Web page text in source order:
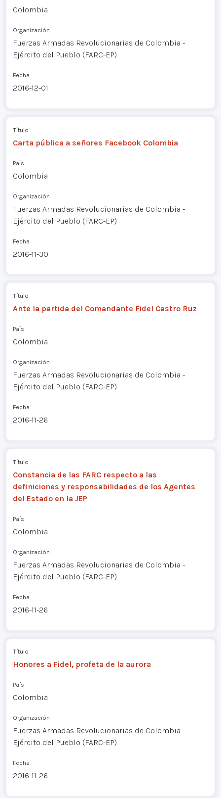
Colombia
Organización
Fuerzas Armadas Revolucionarias de Colombia -
Ejército del Pueblo (FARC-EP)
Fecha
2016-12-01
Título
Carta pública a señores Facebook Colombia
País
Colombia
Organización
Fuerzas Armadas Revolucionarias de Colombia -
Ejército del Pueblo (FARC-EP)
Fecha
2016-11-30
Título
Ante la partida del Comandante Fidel Castro Ruz
País
Colombia
Organización
Fuerzas Armadas Revolucionarias de Colombia -
Ejército del Pueblo (FARC-EP)
Fecha
2016-11-26
Título
Constancia de las FARC respecto a las
definiciones y responsabilidades de los Agentes
del Estado en la JEP
País
Colombia
Organización
Fuerzas Armadas Revolucionarias de Colombia -
Ejército del Pueblo (FARC-EP)
Fecha
2016-11-26
Título
Honores a Fidel, profeta de la aurora
País
Colombia
Organización
Fuerzas Armadas Revolucionarias de Colombia -
Ejército del Pueblo (FARC-EP)
Fecha
2016-11-26